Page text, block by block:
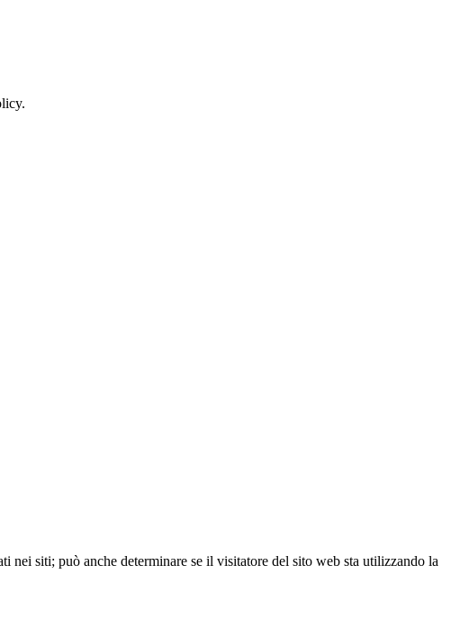
nei siti; può anche determinare se il visitatore del sito web sta utilizzando la